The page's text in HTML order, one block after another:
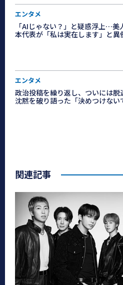
エンタメ
「AIじゃない？」と疑惑浮上…
本代表が「私は実在します」と異
エンタメ
政治投稿を繰り返し、ついには
沈黙を破り語った「決めつけない
関連記事